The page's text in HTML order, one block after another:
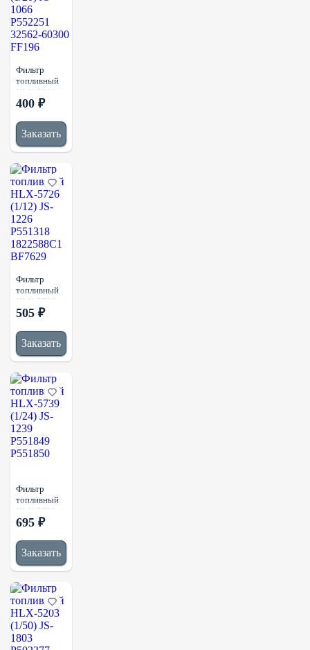
Фильтр
топливный
HLX-5966
(1/20) JS-
P552251
32562-
60300
400 ₽
Заказать
Фильтр
топливный
HLX-5726
(1/12) JS-
P551318
1822588C1
BF7629
505 ₽
Заказать
Фильтр
топливный
HLX-5739
(1/24) JS-
P551849
P551850
695 ₽
Заказать